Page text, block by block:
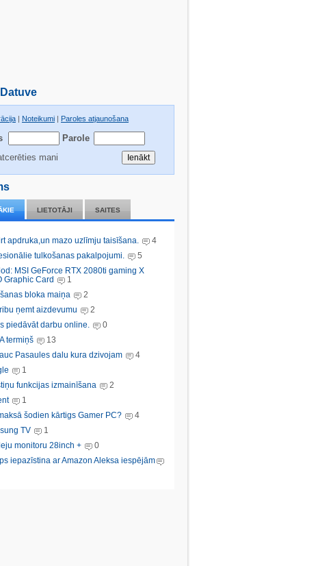
| Noteikumi | Paroles atjaunošana
Parole
mani
LIETOTĀJI SAITES
apdruka,un mazo uzlīmju taisīšana.
4
tulkošanas pakalpojumi.
5
MSI GeForce RTX 2080ti gaming X
Graphic Card
1
bloka maiņa
2
ņemt aizdevumu
2
piedāvāt darbu online.
0
termiņš
13
Pasaules dalu kura dzivojam
4
1
funkcijas izmainīšana
2
1
šodien kārtigs Gamer PC?
4
TV
1
monitoru 28inch +
0
iepazīstina ar Amazon Aleksa iespējām